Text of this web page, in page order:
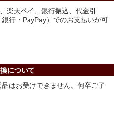
楽天ペイ、銀行振込、代金引
行・PayPay）でのお支払いが可
について
はお受けできません。何卒ご了